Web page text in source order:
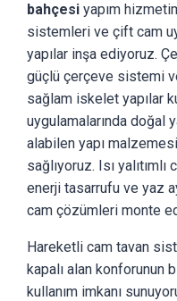
bahçesi yapım
sistemleri ve çift cam
yapılar inşa ediyoruz.
güçlü çerçeve sistemi
sağlam iskelet yapılar
uygulamalarında doğal
alabilen yapı
sağlıyoruz. Isı
enerji tasarrufu ve yaz
cam çözümleri monte
Hareketli cam tavan
kapalı alan konforunun
kullanım imkanı